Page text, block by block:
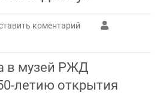
коментарий
в музей РЖД
летию открытия